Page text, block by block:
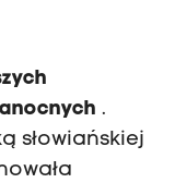
.
słowiańskiej